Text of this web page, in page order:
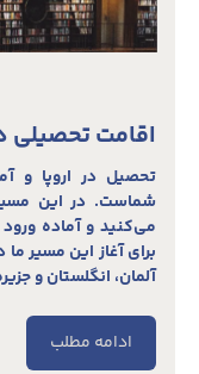
اقامت تحصیلی
تحصیل در اروپا و
شماست. در این
می‌کنید و آماده ورود
برای آغاز این مسیر ما
آلمان، انگلستان و
ادامه مطلب